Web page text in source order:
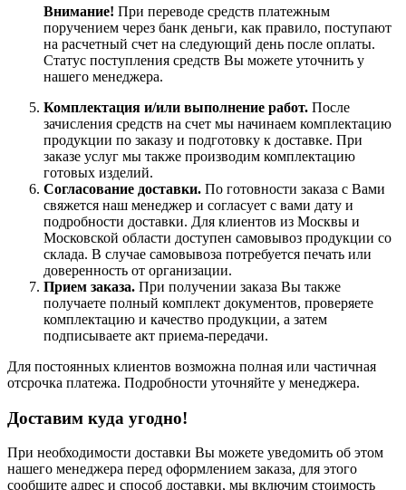
Внимание! При переводе средств платежным
поручением через банк деньги, как правило, поступают
на расчетный счет на следующий день после оплаты.
Статус поступления средств Вы можете уточнить у
нашего менеджера.
Комплектация и/или выполнение работ. После
зачисления средств на счет мы начинаем комплектацию
продукции по заказу и подготовку к доставке. При
заказе услуг мы также производим комплектацию
готовых изделий.
Согласование доставки. По готовности заказа с Вами
свяжется наш менеджер и согласует с вами дату и
подробности доставки. Для клиентов из Москвы и
Московской области доступен самовывоз продукции со
склада. В случае самовывоза потребуется печать или
доверенность от организации.
Прием заказа. При получении заказа Вы также
получаете полный комплект документов, проверяете
комплектацию и качество продукции, а затем
подписываете акт приема-передачи.
Для постоянных клиентов возможна полная или частичная
отсрочка платежа. Подробности уточняйте у менеджера.
Доставим куда угодно!
При необходимости доставки Вы можете уведомить об этом
нашего менеджера перед оформлением заказа, для этого
сообщите адрес и способ доставки, мы включим стоимость